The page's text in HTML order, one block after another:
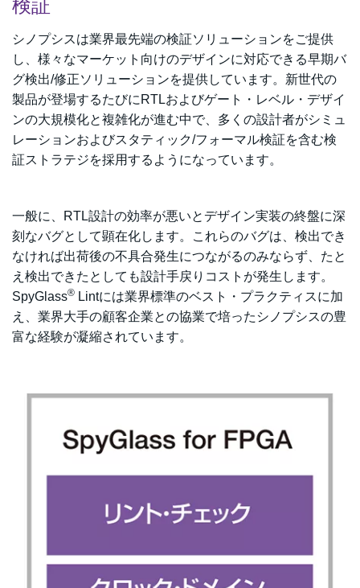
検証
シノプシスは業界最先端の検証ソリューションをご提供
し、様々なマーケット向けのデザインに対応できる早期バ
グ検出/修正ソリューションを提供しています。 新世代の
製品が登場するたびにRTLおよびゲート・レベル・デザイ
ンの大規模化と複雑化が進む中で、多くの設計者がシミュ
レーションおよびスタティック/フォーマル検証を含む検
証ストラテジを採用するようになっています。
一般に、RTL設計の効率が悪いとデザイン実装の終盤に深
刻なバグとして顕在化します。これらのバグは、検出でき
なければ出荷後の不具合発生につながるのみならず、たと
え検出できたとしても設計手戻りコストが発生します。
SpyGlass® Lintには業界標準のベスト・プラクティスに加
え、業界大手の顧客企業との協業で培ったシノプシスの豊
富な経験が凝縮されています。